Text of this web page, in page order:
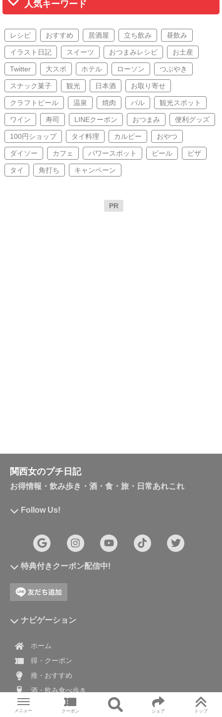
人気キーワード
レシピ おすすめ 居酒屋 立ち飲み 昼飲み
イラスト日記 スイーツ おつまみレシピ お土産
Twitter 大スポ ホテル ローソン つぶやき
スナック菓子 観光 日本酒 お取り寄せ
クラフトビール 温泉 焼肉 バル 観光スポット
ワイン 寿司 LINEクーポン おつまみ 便利グッズ
100円ショップ タイ料理 カルビー おやつ
ダイソー カフェ パワースポット ビール ピザ
タイ 角打ち キャンペーン
PR
関西女のプチ日記
お得情報・飲み歩き・酒・食・旅・日常あれこれ
Follow Us!
特典付きクーポン配信中!
ナビゲーション
ホーム
得・クーポン
推・おすすめ
酒・飲み食べ歩き
旅・国内外旅
メニュー クーポン シェア トップ